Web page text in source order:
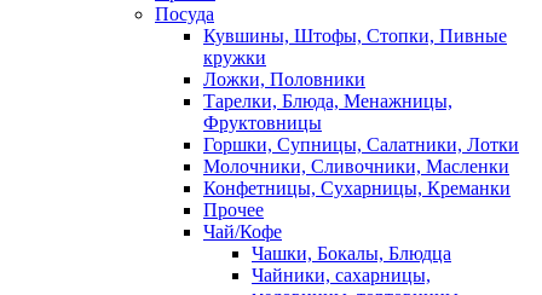
Посуда
Кувшины, Штофы, Стопки, Пивные
кружки
Ложки, Половники
Тарелки, Блюда, Менажницы,
Фруктовницы
Горшки, Супницы, Салатники, Лотки
Молочники, Сливочники, Масленки
Конфетницы, Сухарницы, Креманки
Прочее
Чай/Кофе
Чашки, Бокалы, Блюдца
Чайники, сахарницы,